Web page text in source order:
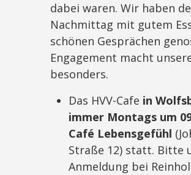
dabei waren. Wir haben
Nachmittag mit gutem
schönen Gesprächen
Engagement macht
besonders.
Das HVV-Cafe in
immer Montags um
Café Lebensgefühl
Straße 12) statt. Bitte
Anmeldung bei